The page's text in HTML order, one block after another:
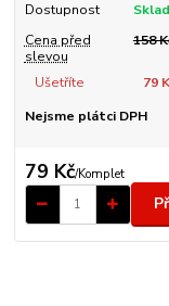
Dostupnost
Cena před
slevou
158
Ušetříte 79
Nejsme plátci DPH
79 Kč/Komplet